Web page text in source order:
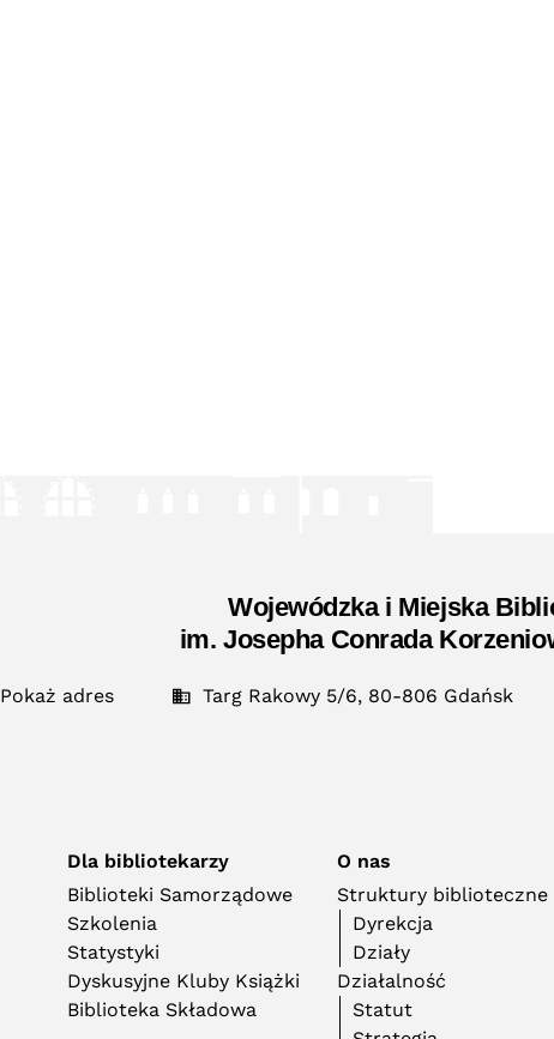
Wojewódzka i Miejska
im. Josepha Conrada
Pokaż adres Targ Rakowy 5/6, 80-806 Gdańsk
Dla bibliotekarzy
Biblioteki Samorządowe
Szkolenia
Statystyki
Dyskusyjne Kluby Książki
Biblioteka Składowa
O nas
Struktury biblioteczne
Dyrekcja
Działy
Działalność
Statut